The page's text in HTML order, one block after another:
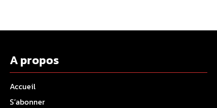
A propos
Accueil
S’abonner